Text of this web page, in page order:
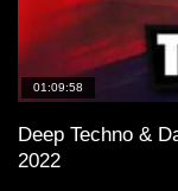
01:09:58
Deep Techno &
2022